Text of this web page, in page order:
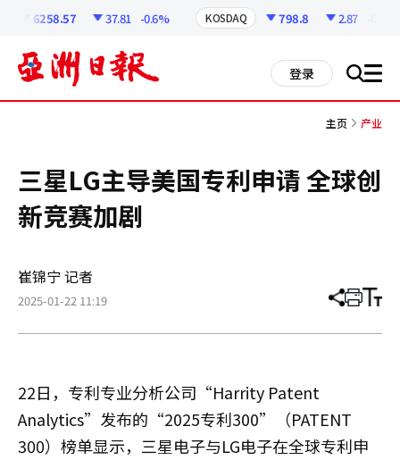
6258.57 37.81 -0.6% KOSDAQ 798.8 2.87 -0.36%
登录 搜 all
主页 产业
三星LG主导美国专利申请 全球创
新竞赛加剧
崔锦宁 记者
2025-01-22 11:19 分
章
打 调
小
22日，专利专业分析公司“Harrity Patent
Analytics”发布的“2025专利300”（PATENT
300）榜单显示，三星电子与LG电子在全球专利申